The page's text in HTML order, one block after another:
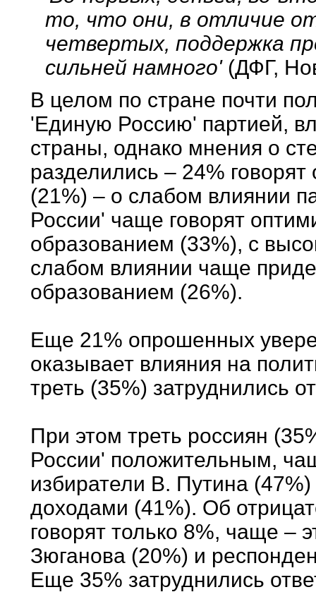
то, что они, в отличие
четвертых, поддержка
сильней намного'(ДФГ,
В целом по стране почти
'Единую Россию' партией,
страны, однако мнения о
разделились – 24%
(21%) – о слабом влиянии
России' чаще говорят
образованием (33%), с
слабом влиянии чаще
образованием (26%).
Еще 21% опрошенных
оказывает влияния на
треть (35%) затруднились
При этом треть россиян
России' положительным,
избиратели В. Путина
доходами (41%). Об
говорят только 8%, чаще –
Зюганова (20%) и
Еще 35% затруднились